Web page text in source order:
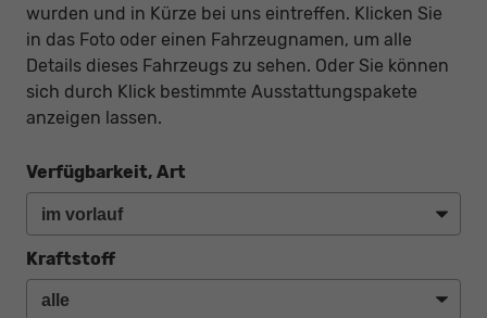
wurden und in Kürze bei uns eintreffen. Klicken Sie
in das Foto oder einen Fahrzeugnamen, um alle
Details dieses Fahrzeugs zu sehen. Oder Sie können
sich durch Klick bestimmte Ausstattungspakete
anzeigen lassen.
Verfügbarkeit, Art
Kraftstoff